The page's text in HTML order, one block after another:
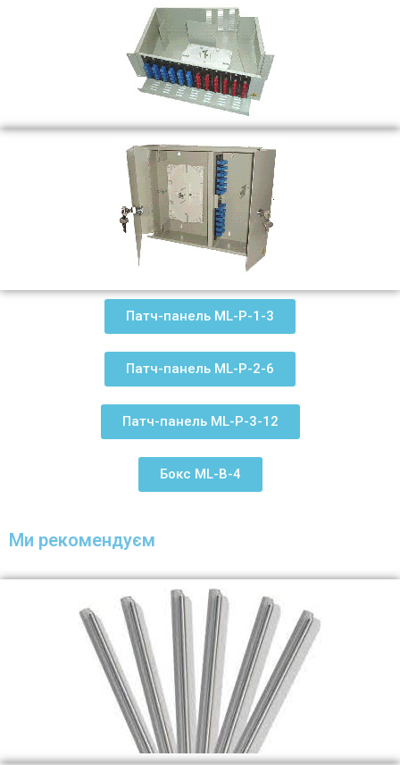
Патч-панель ML-P-1-3
Патч-панель ML-P-2-6
Патч-панель ML-P-3-12
Бокс ML-B-4
Ми рекомендуєм